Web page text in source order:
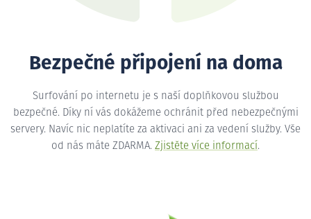
Bezpečné připojení na doma
Surfování po internetu je s naší doplňkovou službou
bezpečné. Díky ní vás dokážeme ochránit před nebezpečnými
servery. Navíc nic neplatíte za aktivaci ani za vedení služby. Vše
od nás máte ZDARMA. Zjistěte více informací.